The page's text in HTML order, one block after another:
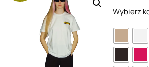
Wybierz